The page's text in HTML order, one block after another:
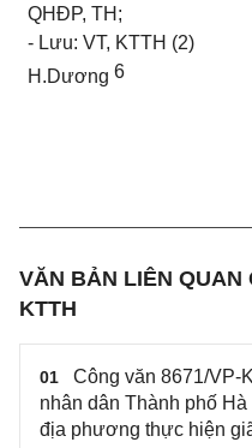
QHĐP, TH;
- Lưu: VT, KTTH (2)
H.Dương 6
VĂN BẢN LIÊN QUAN
KTTH
01
Công văn 8671/VP-
nhân dân Thành phố
địa phương thực hiện